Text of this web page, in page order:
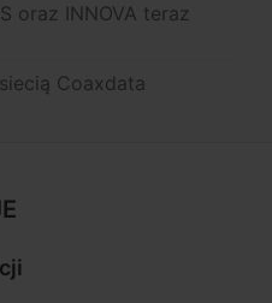
oraz INNOVA teraz
Coaxdata
Sharm El Sheikh